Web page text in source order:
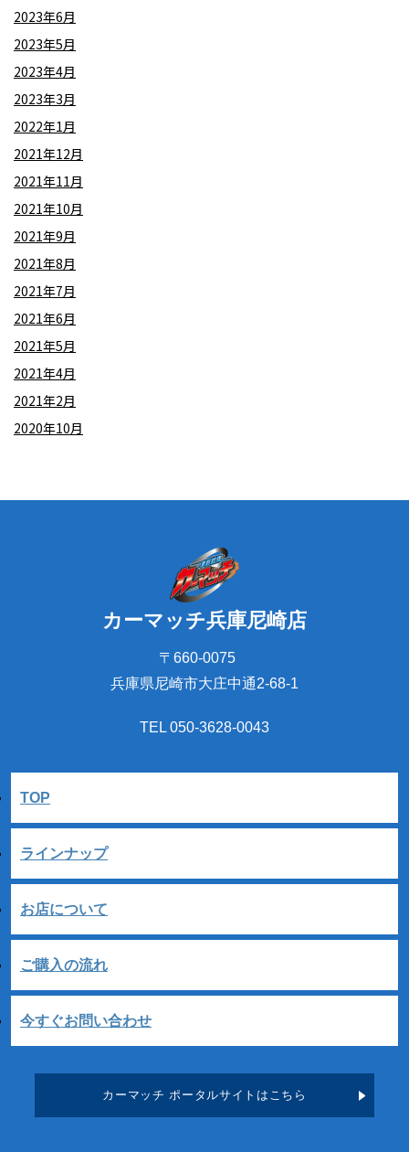
2023年6月
2023年5月
2023年4月
2023年3月
2022年1月
2021年12月
2021年11月
2021年10月
2021年9月
2021年8月
2021年7月
2021年6月
2021年5月
2021年4月
2021年2月
2020年10月
カーマッチ兵庫尼崎店
〒660-0075
兵庫県尼崎市大庄中通2-68-1
TEL 050-3628-0043
TOP
ラインナップ
お店について
ご購入の流れ
今すぐお問い合わせ
カーマッチ ポータルサイトはこちら